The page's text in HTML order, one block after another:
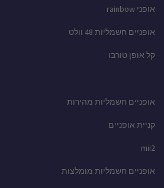
אופני rainbow
אופניים חשמליות 48 וולט
קל אופן טורבו
אופניים חשמליות מהירות
קניית אופניים
mii2
אופניים חשמליות מומלצות